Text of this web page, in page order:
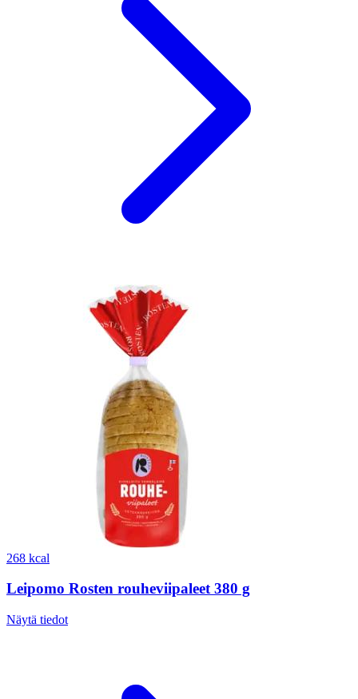
268 kcal
Leipomo Rosten rouheviipaleet 380 g
Näytä tiedot